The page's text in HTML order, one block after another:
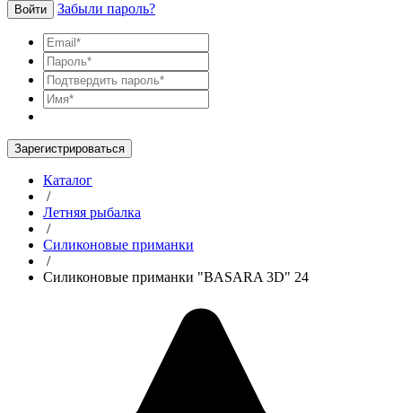
Войти Забыли пароль?
Зарегистрироваться
Каталог
/
Летняя рыбалка
/
Силиконовые приманки
/
Силиконовые приманки "BASARA 3D" 24